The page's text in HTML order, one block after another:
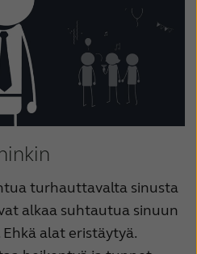
turhauttavalta sinusta
alkaa suhtautua sinuun
alat eristäytyä.